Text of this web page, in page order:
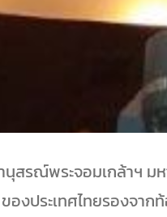
สรณ์พระจอมเกล้าฯ ม
งประเทศไทยรองจาก